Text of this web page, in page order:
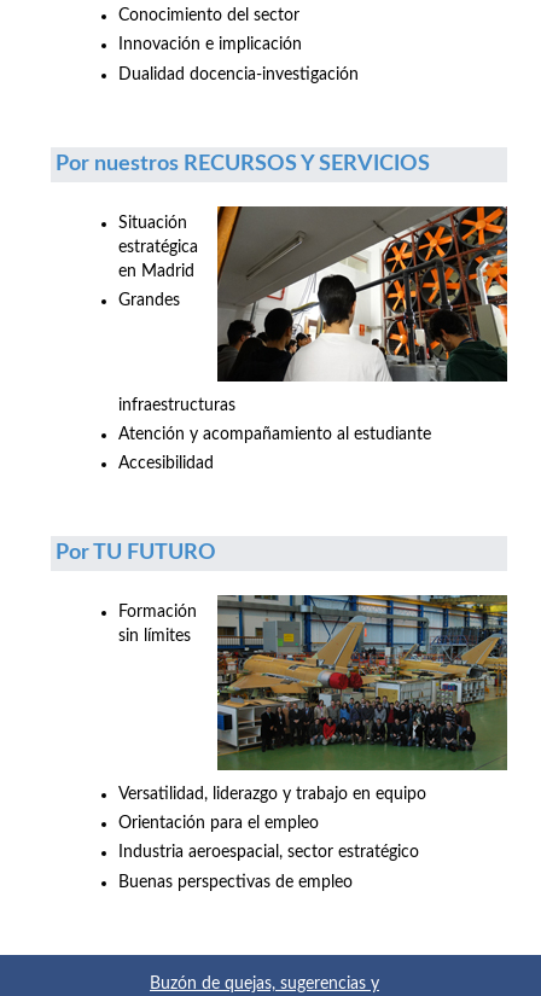
Conocimiento del sector
Innovación e implicación
Dualidad docencia-investigación
Por nuestros RECURSOS Y SERVICIOS
Situación
estratégica
en Madrid
Grandes
infraestructuras
Atención y acompañamiento al estudiante
Accesibilidad
Por TU FUTURO
Formación
sin límites
Versatilidad, liderazgo y trabajo en equipo
Orientación para el empleo
Industria aeroespacial, sector estratégico
Buenas perspectivas de empleo
Buzón de quejas, sugerencias y